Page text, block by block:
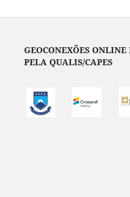
GEOCONEXÕES
PELA QUALIS/CAPES